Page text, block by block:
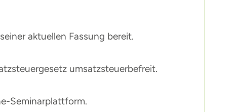
aktuellen Fassung bereit.
umsatzsteuerbefreit.
Seminarplattform.